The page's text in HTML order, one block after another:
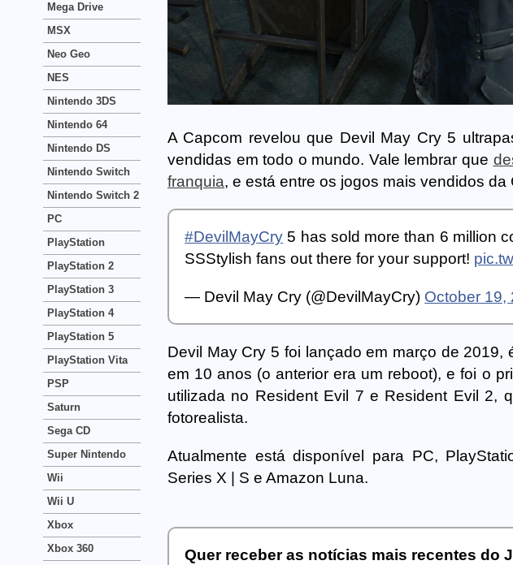
A Capcom revelou que Devil May Cry 5
vendidas em todo o mundo. Vale lembrar que
franquia, e está entre os jogos mais vendidos da
#DevilMayCry 5 has sold more than 6 million
SSStylish fans out there for your support!
— Devil May Cry (@DevilMayCry) October 19,
Devil May Cry 5 foi lançado em março de 2019,
em 10 anos (o anterior era um reboot), e foi o
utilizada no Resident Evil 7 e Resident Evil 2,
fotorealista.
Atualmente está disponível para PC,
Series X | S e Amazon Luna.
Quer receber as notícias mais recentes do
Mega Drive
MSX
Neo Geo
NES
Nintendo 3DS
Nintendo 64
Nintendo DS
Nintendo Switch
Nintendo Switch 2
PC
PlayStation
PlayStation 2
PlayStation 3
PlayStation 4
PlayStation 5
PlayStation Vita
PSP
Saturn
Sega CD
Super Nintendo
Wii
Wii U
Xbox
Xbox 360